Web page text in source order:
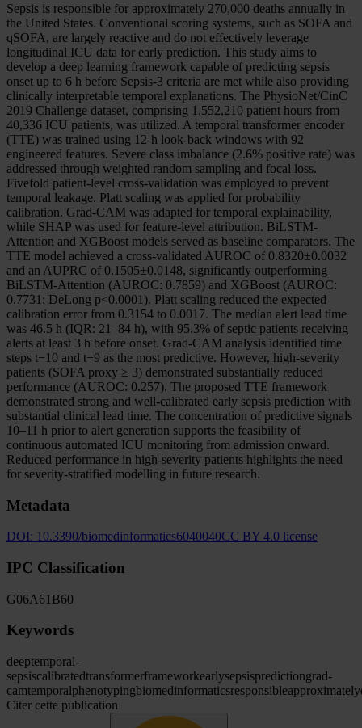
Sepsis is responsible for approximately 270,000 deaths annually in
the United States. Conventional scoring systems, such as SOFA and
qSOFA, are largely reactive and do not effectively leverage
longitudinal ICU data for early prediction. This study aims to
develop a deep learning framework capable of predicting sepsis
onset up to 6 h before Sepsis-3 criteria are met while also providing
clinically interpretable temporal explanations. The PhysioNet/CinC
2019 Challenge dataset, comprising 1,552,210 patient hours from
40,336 ICU patients, was utilized. A temporal transformer encoder
(TTE) was trained using 12-h look-back windows with 92
engineered features. Severe class imbalance (2.6% positive rate) was
addressed through weighted random sampling and focal loss.
Fivefold patient-level cross-validation was employed to prevent
temporal leakage. Platt scaling was applied for probability
calibration. Grad-CAM was adapted for temporal explainability,
while SHAP was used for feature-level attribution. BiLSTM-
Attention and XGBoost models served as baseline comparators. The
TTE model achieved a cross-validated AUROC of 0.8320±0.0032
and an AUPRC of 0.1505±0.0148, significantly outperforming
BiLSTM-Attention (AUROC: 0.7859) and XGBoost (AUROC:
0.7731; DeLong p<0.0001). Platt scaling reduced the expected
calibration error from 0.3154 to 0.0017. The median alert lead time
was 46.5 h (IQR: 21–84 h), with 95.3% of septic patients receiving
alerts at least 3 h before onset. Grad-CAM analysis identified time
steps t−10 and t−9 as the most predictive. However, high-severity
patients (SOFA proxy ≥ 3) demonstrated substantially reduced
performance (AUROC: 0.257). The proposed TTE framework
demonstrated strong and well-calibrated early sepsis prediction with
substantial clinical lead time. The concentration of predictive signals
10–11 h prior to alert generation supports the feasibility of
continuous automated ICU monitoring from admission onward.
Reduced performance in high-severity patients highlights the need
for severity-stratified modelling in future research.
Metadata
DOI: 10.3390/biomedinformatics6040040CC BY 4.0 license
IPC Classification
G06A61 B60
Keywords
deeptemporal-
sepsiscalibratedtransformerframeworkearlysepsispredictiongrad-
camtemporalphenotypingbiomedinformaticsresponsibleapproximately
Citer cette publication